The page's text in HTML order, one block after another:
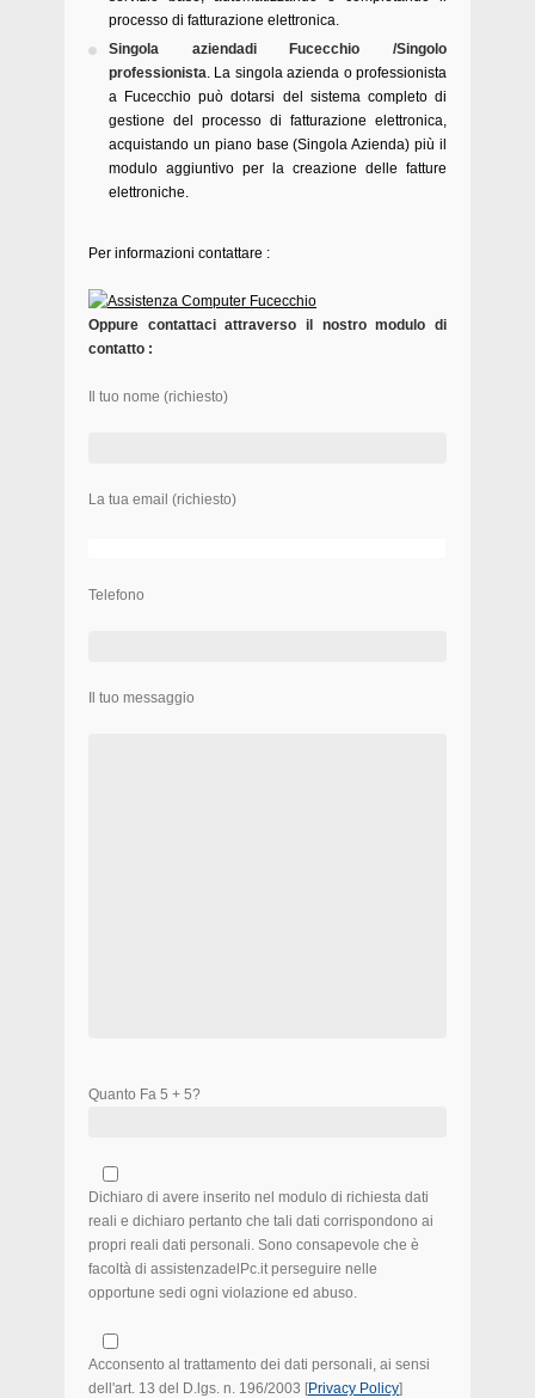
processo di fatturazione elettronica.
Singola aziendadi Fucecchio /Singolo
professionista. La singola azienda o professionista
a Fucecchio può dotarsi del sistema completo di
gestione del processo di fatturazione elettronica,
acquistando un piano base (Singola Azienda) più il
modulo aggiuntivo per la creazione delle fatture
elettroniche.
Per informazioni contattare :
Oppure contattaci attraverso il nostro modulo di
contatto :
Il tuo nome (richiesto)
La tua email (richiesto)
Telefono
Il tuo messaggio
Quanto Fa 5 + 5?
Dichiaro di avere inserito nel modulo di richiesta dati
reali e dichiaro pertanto che tali dati corrispondono ai
propri reali dati personali. Sono consapevole che è
facoltà di assistenzadelPc.it perseguire nelle
opportune sedi ogni violazione ed abuso.
Acconsento al trattamento dei dati personali, ai sensi
dell'art. 13 del D.lgs. n. 196/2003 [Privacy Policy]